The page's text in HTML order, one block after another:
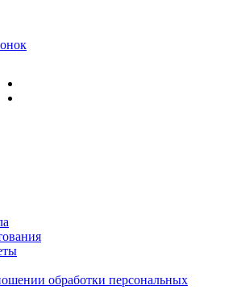
обработки персональных